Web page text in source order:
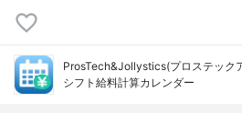
ProsTech&Jollystics(プロステック
シフト給料計算カレンダー